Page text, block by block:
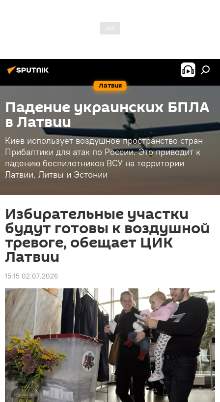
Латвия
Падение украинских БПЛА
в Латвии
Киев использует воздушное пространство стран
Прибалтики для атак по России. Это приводит к
падению беспилотников ВСУ на территории
Латвии, Литвы и Эстонии
Избирательные участки
будут готовы к воздушной
тревоге, обещает ЦИК
Латвии
15:15 02.07.2026